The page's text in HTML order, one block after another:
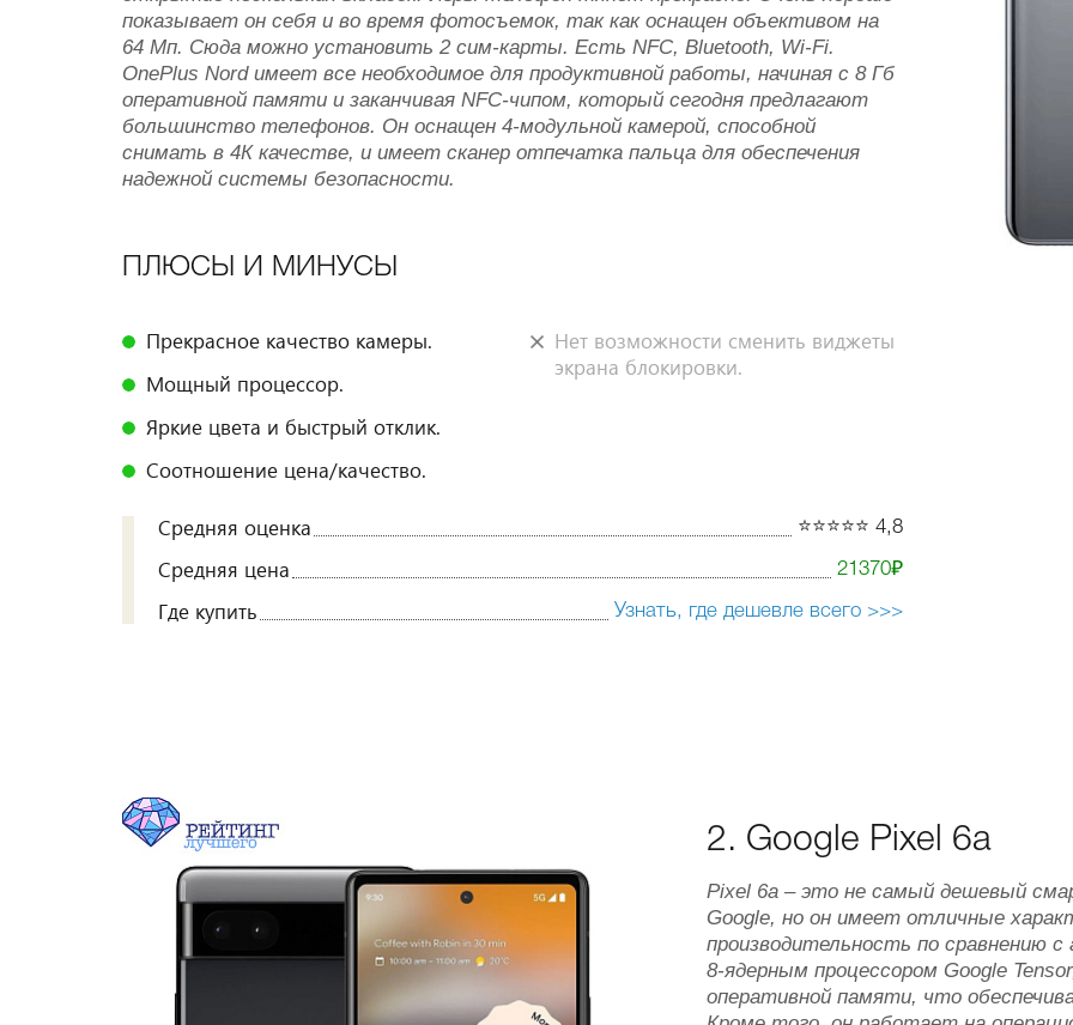
показывает он себя и во время фотосъемок, так как оснащен объективом на
64 Мп. Сюда можно установить 2 сим-карты. Есть NFC, Bluetooth, Wi-Fi.
OnePlus Nord имеет все необходимое для продуктивной работы, начиная с 8 Гб
оперативной памяти и заканчивая NFC-чипом, который сегодня предлагают
большинство телефонов. Он оснащен 4-модульной камерой, способной
снимать в 4К качестве, и имеет сканер отпечатка пальца для обеспечения
надежной системы безопасности.
ПЛЮСЫ И МИНУСЫ
Прекрасное качество камеры.
Мощный процессор.
Яркие цвета и быстрый отклик.
Соотношение цена/качество.
Нет возможности сменить виджеты
экрана блокировки.
Средняя оценка ⭐️⭐️⭐️⭐️⭐️ 4,8
Средняя цена 21370₽
Где купить Узнать, где дешевле всего >>>
2. Google Pixel 6a
Pixel 6a – это не самый дешевый
Google, но он имеет отличные
производительность по сравнению
8-ядерным процессором Google
оперативной памяти, что